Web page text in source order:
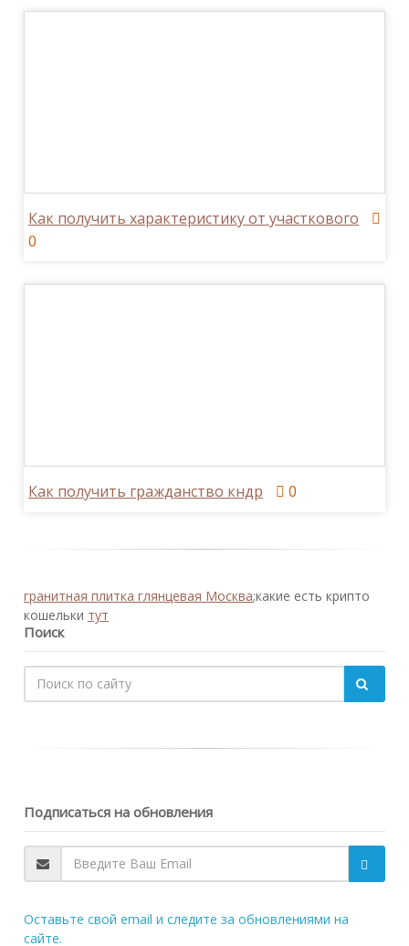
Как получить характеристику от участкового
0
Как получить гражданство кндр 0
гранитная плитка глянцевая Москва;какие есть крипто
кошельки тут
Поиск
Подписаться на обновления
Оставьте свой email и следите за обновлениями на
сайте.